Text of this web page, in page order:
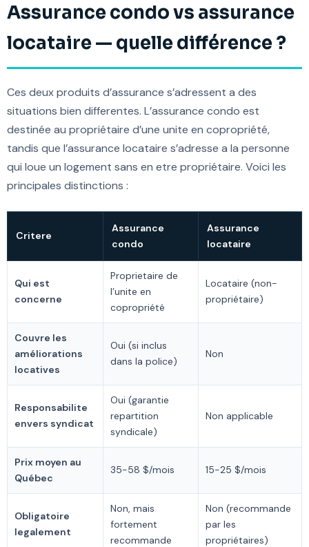
Assurance condo vs assurance
locataire — quelle différence ?
Ces deux produits d’assurance s’adressent a des
situations bien differentes. L’assurance condo est
destinée au propriétaire d’une unite en copropriété,
tandis que l’assurance locataire s’adresse a la personne
qui loue un logement sans en etre propriétaire. Voici les
principales distinctions :
Critere
Assurance
condo
Assurance
locataire
Qui est
concerne
Proprietaire de
l’unite en
copropriété
Locataire (non-
propriétaire)
Couvre les
améliorations
locatives
Oui (si inclus
dans la police)
Non
Responsabilite
envers syndicat
Oui (garantie
repartition
syndicale)
Non applicable
Prix moyen au
Québec
35-58 $/mois 15-25 $/mois
Obligatoire
legalement
Non, mais
fortement
recommande
Non (recommande
par les
propriétaires)